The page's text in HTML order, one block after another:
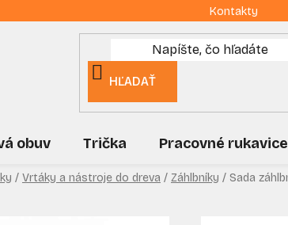
Kontakty
HĽADAŤ
obuv Trička Pracovné rukavice
/ Vrtáky a nástroje do dreva / Záhlbníky / Sada